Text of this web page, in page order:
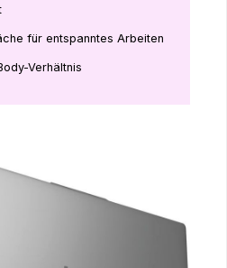
für entspanntes Arbeiten
Verhältnis